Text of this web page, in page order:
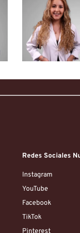
Redes Sociales
Instagram
YouTube
Facebook
TikTok